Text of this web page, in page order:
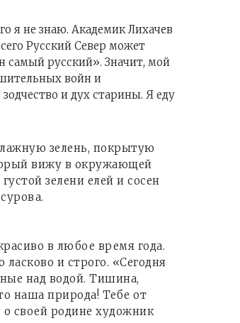
я не знаю. Академик Лихачев
Русский Север может
самый русский». Значит, мой
войн и
и дух старины. Я еду
зелень, покрытую
вижу в окружающей
зелени елей и сосен
в любое время года.
и строго. «Сегодня
над водой. Тишина,
наша природа! Тебе от
о своей родине художник